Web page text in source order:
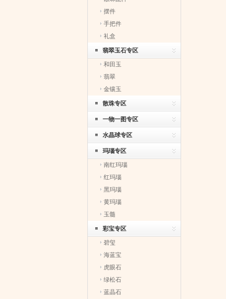
摆件
手把件
礼盒
翡翠玉石专区
和田玉
翡翠
金镶玉
散珠专区
一物一图专区
水晶球专区
玛瑙专区
南红玛瑙
红玛瑙
黑玛瑙
黄玛瑙
玉髓
彩宝专区
碧玺
海蓝宝
虎眼石
绿松石
蓝晶石